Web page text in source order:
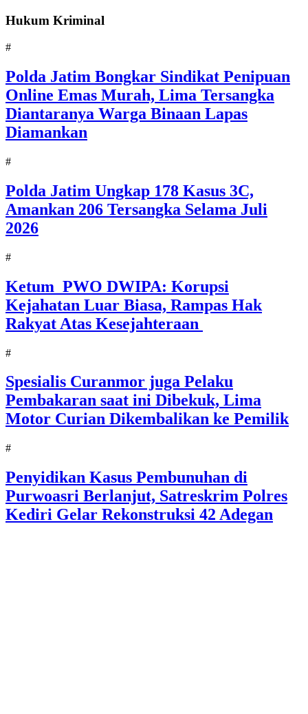
Hukum Kriminal
#
Polda Jatim Bongkar Sindikat Penipuan
Online Emas Murah, Lima Tersangka
Diantaranya Warga Binaan Lapas
Diamankan
#
Polda Jatim Ungkap 178 Kasus 3C,
Amankan 206 Tersangka Selama Juli
2026
#
Ketum PWO DWIPA: Korupsi
Kejahatan Luar Biasa, Rampas Hak
Rakyat Atas Kesejahteraan
#
Spesialis Curanmor juga Pelaku
Pembakaran saat ini Dibekuk, Lima
Motor Curian Dikembalikan ke Pemilik
#
Penyidikan Kasus Pembunuhan di
Purwoasri Berlanjut, Satreskrim Polres
Kediri Gelar Rekonstruksi 42 Adegan